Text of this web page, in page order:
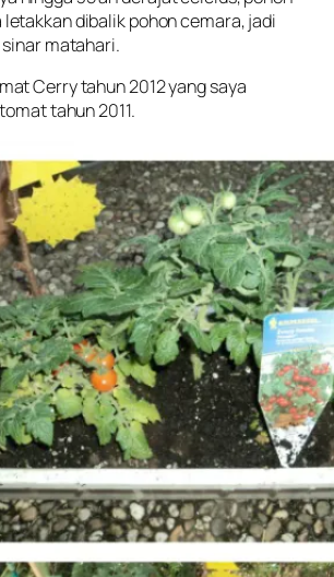
dibalik pohon cemara, jadi
matahari.
Cerry tahun 2012 yang saya
tahun 2011.